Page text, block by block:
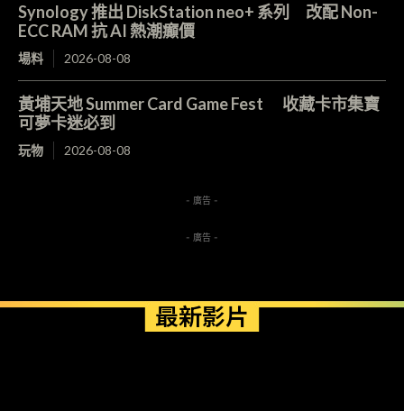
Synology 推出 DiskStation neo+ 系列 改配 Non-
ECC RAM 抗 AI 熱潮癲價
場料 2026-08-08
黃埔天地 Summer Card Game Fest 收藏卡市集寶
可夢卡迷必到
玩物 2026-08-08
- 廣告 -
- 廣告 -
最新影片